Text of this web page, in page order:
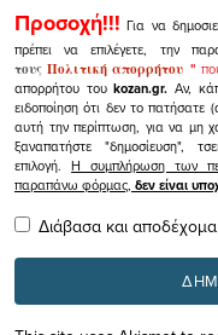
Προσοχή!!! Για να
πρέπει να επιλέγετε, την
τουςΠολιτική απορρήτου"
απορρήτου τουkozan.gr. Αν,
ειδοποίηση ότι δεν το πατήσατε
αυτή την περίπτωση, για να μη
ξαναπατήστε "δημοσίευση",
επιλογή.Η συμπλήρωση των
παραπάνω φόρμας, δεν είναι
Διάβασα και